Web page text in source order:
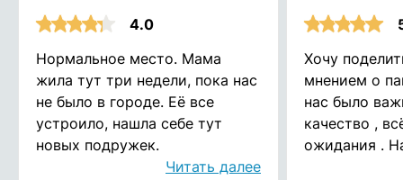
4.0
Нормальное место. Мама
жила тут три недели, пока нас
не было в городе. Её все
устроило, нашла себе тут
новых подружек.
Читать далее
Хочу
мнением о
нас было
качество ,
ожидания .